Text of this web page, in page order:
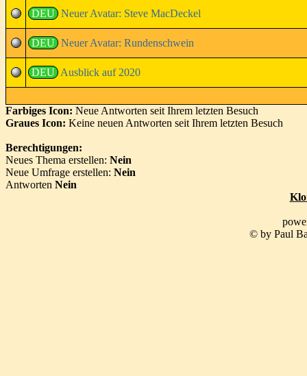
DEU Neuer Avatar: Steve MacDeckel
DEU Neuer Avatar: Rundenschwein
DEU Ausblick auf 2020
Farbiges Icon: Neue Antworten seit Ihrem letzten Besuch
Graues Icon: Keine neuen Antworten seit Ihrem letzten Besuch
Berechtigungen:
Neues Thema erstellen: Nein
Neue Umfrage erstellen: Nein
Antworten Nein
© by Paul